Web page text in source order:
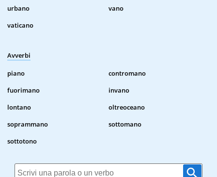
urbano
vano
vaticano
Avverbi
piano
contromano
fuorimano
invano
lontano
oltreoceano
soprammano
sottomano
sottotono